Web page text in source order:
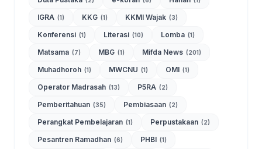
IGRA (1) KKG (1) KKMI Wajak (3)
Konferensi (1) Literasi (10) Lomba (1)
Matsama (7) MBG (1) Mifda News (201)
Muhadhoroh (1) MWCNU (1) OMI (1)
Operator Madrasah (13) P5RA (2)
Pemberitahuan (35) Pembiasaan (2)
Perangkat Pembelajaran (1) Perpustakaan (2)
Pesantren Ramadhan (6) PHBI (1)